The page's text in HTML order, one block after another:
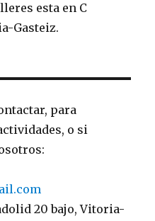
esta en C
Gasteiz.
para
o si
20 bajo, Vitoria-